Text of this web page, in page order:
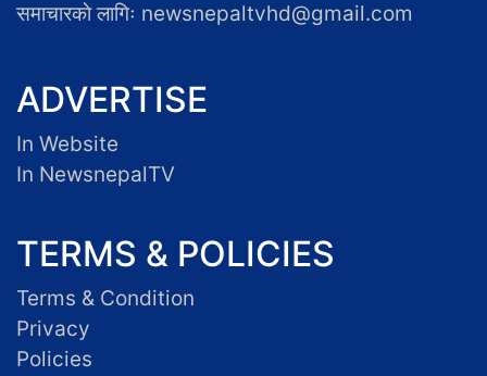
समाचारकाे लागिः newsnepaltvhd@gmail.com
ADVERTISE
In Website
In NewsnepalTV
TERMS & POLICIES
Terms & Condition
Privacy
Policies